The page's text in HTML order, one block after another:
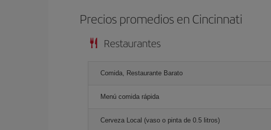
Precios promedios en Cincinnati
Restaurantes
Comida, Restaurante Barato
Menú comida rápida
Cerveza Local (vaso o pinta de 0.5 litros)